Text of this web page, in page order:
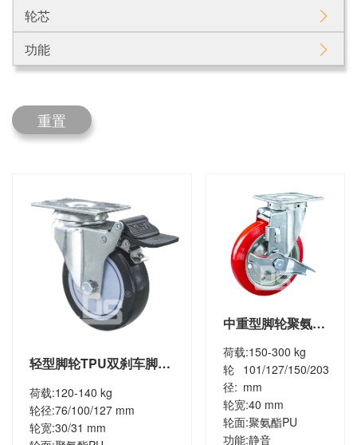
轮芯
功能
重置
轻型脚轮TPU双刹车脚轮
（DS20系列）
荷载:120-140 kg
轮径:76/100/127 mm
轮宽:30/31 mm
中重型脚轮聚氨酯
夹板轮刹车脚轮
（DS32系列）
荷载:150-300 kg
轮
径:
101/127/150/203
mm
轮宽:40 mm
轮面:聚氨酯PU
功能:静音